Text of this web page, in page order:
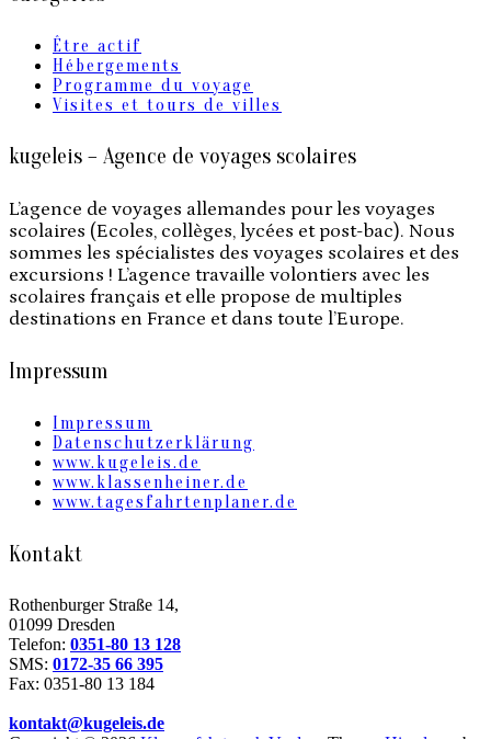
Être actif
Hébergements
Programme du voyage
Visites et tours de villes
kugeleis – Agence de voyages scolaires
L’agence de voyages allemandes pour les voyages
scolaires (Ecoles, collèges, lycées et post-bac). Nous
sommes les spécialistes des voyages scolaires et des
excursions ! L’agence travaille volontiers avec les
scolaires français et elle propose de multiples
destinations en France et dans toute l’Europe.
Impressum
Impressum
Datenschutzerklärung
www.kugeleis.de
www.klassenheiner.de
www.tagesfahrtenplaner.de
Kontakt
Rothenburger Straße 14,
01099 Dresden
Telefon: 0351-80 13 128
SMS: 0172-35 66 395
Fax: 0351-80 13 184
kontakt@kugeleis.de